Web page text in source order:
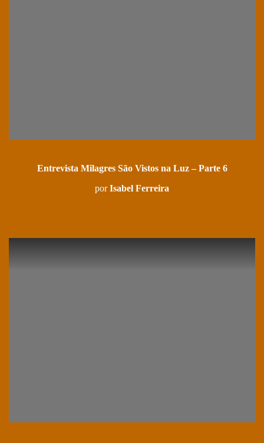
Entrevista Milagres São Vistos na Luz – Parte 6
porIsabel Ferreira